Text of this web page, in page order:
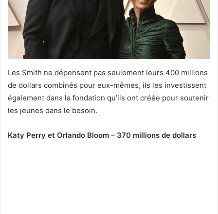
Les Smith ne dépensent pas seulement leurs 400 millions
de dollars combinés pour eux-mêmes, ils les investissent
également dans la fondation qu’ils ont créée pour soutenir
les jeunes dans le besoin.
Katy Perry et Orlando Bloom – 370 millions de dollars